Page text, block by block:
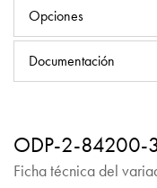
Opciones
Documentación
ODP-2-84200-
Ficha técnica del